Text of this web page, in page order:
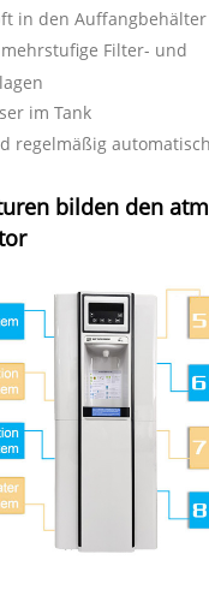
in den Auffangbehälter
Filter- und
im Tank
regelmäßig
bilden den